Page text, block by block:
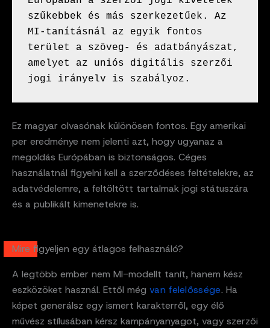
szűkebbek és más szerkezetűek. Az
MI-tanításnál az egyik fontos
terület a szöveg- és adatbányászat,
amelyet az uniós digitális szerzői
jogi irányelv is szabályoz.
Ez magyar olvasónak különösen fontos. Egy amerikai
per eredménye nem jelenti azt, hogy ugyanaz a
megoldás Európában is biztonságos. Céges
használatnál figyelni kell a szerződéses feltételekre, az
adatvédelemre, a feltöltött tartalmak jogi státuszára
és a publikált kimenetekre is.
Mire figyeljen egy átlagos felhasználó?
A legtöbb ember nem MI-modellt tanít, hanem kész
eszközöket használ. Ettől még van felelőssége. Ha
képet generálsz egy ismert karakterről, egy élő
művész stílusában kérsz kampányanyagot, vagy szerzői